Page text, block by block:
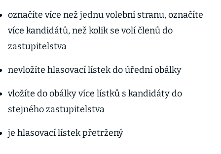
označíte více než jednu volební stranu, označíte
více kandidátů, než kolik se volí členů do
zastupitelstva
nevložíte hlasovací lístek do úřední obálky
vložíte do obálky více lístků s kandidáty do
stejného zastupitelstva
je hlasovací lístek přetržený